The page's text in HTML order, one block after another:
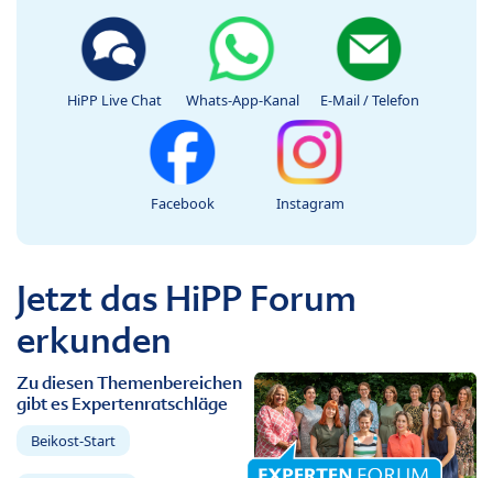
HiPP Live Chat Whats-App-Kanal E-Mail / Telefon
Facebook Instagram
Jetzt das HiPP Forum
erkunden
Zu diesen Themenbereichen
gibt es Expertenratschläge
Beikost-Start